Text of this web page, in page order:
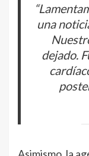
una
dejado.